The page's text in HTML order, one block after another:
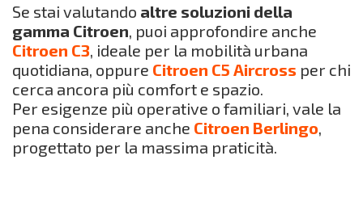
Se stai valutando altre soluzioni della
gamma Citroen, puoi approfondire anche
Citroen C3, ideale per la mobilità urbana
quotidiana, oppure Citroen C5 Aircross per chi
cerca ancora più comfort e spazio.
Per esigenze più operative o familiari, vale la
pena considerare anche Citroen Berlingo,
progettato per la massima praticità.